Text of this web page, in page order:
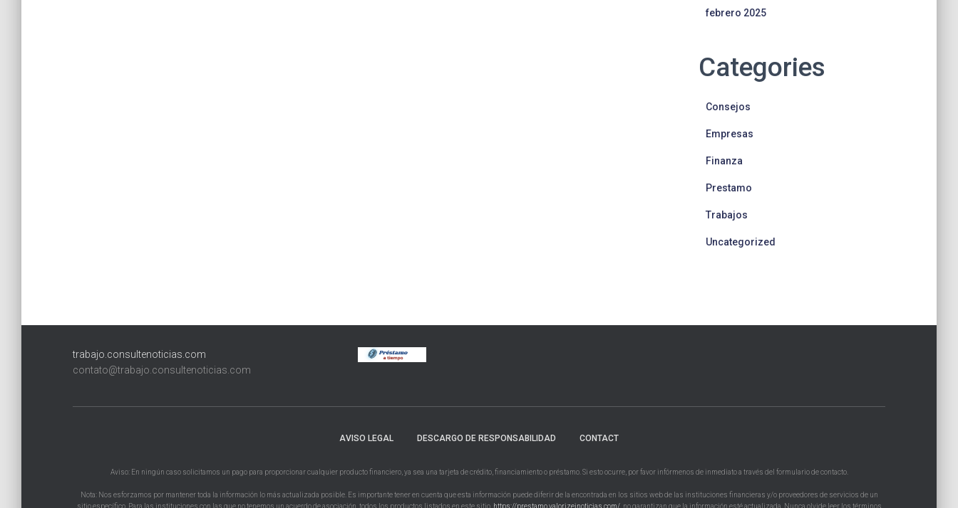
febrero 2025
Categories
Consejos
Empresas
Finanza
Prestamo
Trabajos
Uncategorized
trabajo.consultenoticias.com
contato@trabajo.consultenoticias.com
AVISO LEGAL DESCARGO DE RESPONSABILIDAD CONTACT
Aviso: En ningún caso solicitamos un pago para proporcionar cualquier producto financiero, ya sea una tarjeta de crédito, financiamiento o préstamo. Si esto ocurre, por favor infórmenos de inmediato a través del formulario de contacto.
Nota: Nos esforzamos por mantener toda la información lo más actualizada posible. Es importante tener en cuenta que esta información puede diferir de la encontrada en los sitios web de las instituciones financieras y/o proveedores de servicios de un
sitio específico. Para las instituciones con las que no tenemos un acuerdo de asociación, todos los productos listados en este sitio, https://prestamo.valorizeinoticias.com/, no garantizan que la información esté actualizada. Nunca olvide leer los términos